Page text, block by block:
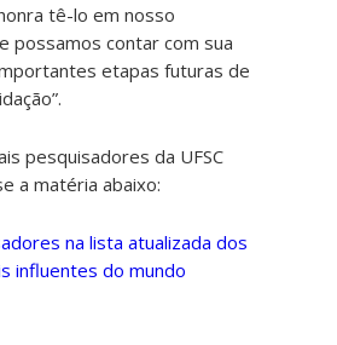
tê-lo em nosso
possamos contar com sua
etapas futuras de
pesquisadores da UFSC
a matéria abaixo:
na lista atualizada dos
influentes do mundo